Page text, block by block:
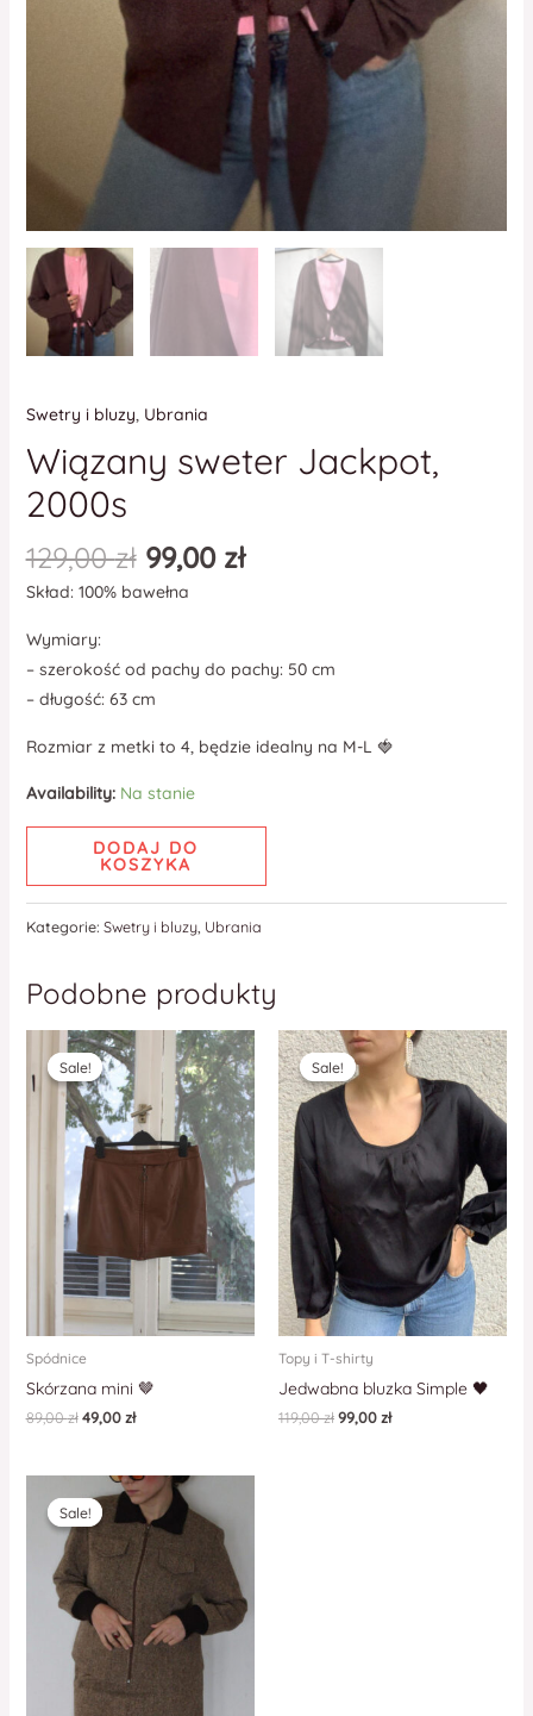
Swetry i bluzy Ubrania
Wiązany sweter Jackpot,
2000s
129,00zł 99,00 zł
Skład: 100% bawełna
Wymiary:
– szerokość od pachy do pachy: 50 cm
– długość: 63 cm
Rozmiar z metki to 4, będzie idealny na M-L 🍓
Availability: Na stanie
DODAJ DO
KOSZYKA
Kategorie: Swetry i bluzy, Ubrania
Podobne produkty
Sale!
Sale!
Spódnice
Skórzana mini 🤎
89,00zł 49,00zł
Sale!
Sale!
Topy i T-shirty
Jedwabna bluzka Simple 🖤
119,00zł99,00zł
Sale!
Sale!